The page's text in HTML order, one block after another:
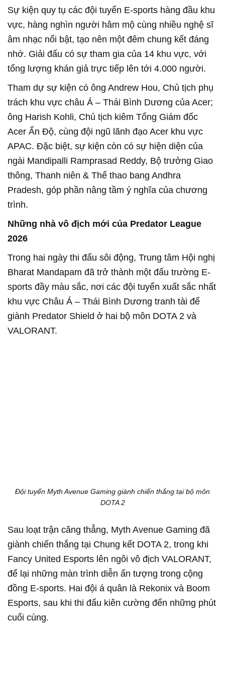
Sự kiện quy tụ các đội tuyển E-sports hàng đầu khu
vực, hàng nghìn người hâm mộ cùng nhiều nghệ sĩ
âm nhạc nổi bật, tạo nên một đêm chung kết đáng
nhớ. Giải đấu có sự tham gia của 14 khu vực, với
tổng lượng khán giả trực tiếp lên tới 4.000 người.
Tham dự sự kiện có ông Andrew Hou, Chủ tịch phụ
trách khu vực châu Á – Thái Bình Dương của Acer;
ông Harish Kohli, Chủ tịch kiêm Tổng Giám đốc
Acer Ấn Độ, cùng đội ngũ lãnh đạo Acer khu vực
APAC. Đặc biệt, sự kiện còn có sự hiện diện của
ngài Mandipalli Ramprasad Reddy, Bộ trưởng Giao
thông, Thanh niên & Thể thao bang Andhra
Pradesh, góp phần nâng tầm ý nghĩa của chương
trình.
Những nhà vô địch mới của Predator League
2026
Trong hai ngày thi đấu sôi động, Trung tâm Hội nghị
Bharat Mandapam đã trở thành một đấu trường E-
sports đầy màu sắc, nơi các đội tuyển xuất sắc nhất
khu vực Châu Á – Thái Bình Dương tranh tài để
giành Predator Shield ở hai bộ môn DOTA 2 và
VALORANT.
Đội tuyển Myth Avenue Gaming giành chiến thắng tại bộ môn
DOTA 2
Sau loạt trận căng thẳng, Myth Avenue Gaming đã
giành chiến thắng tại Chung kết DOTA 2, trong khi
Fancy United Esports lên ngôi vô địch VALORANT,
để lại những màn trình diễn ấn tượng trong cộng
đồng E-sports. Hai đội á quân là Rekonix và Boom
Esports, sau khi thi đấu kiên cường đến những phút
cuối cùng.